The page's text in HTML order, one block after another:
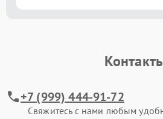
+7 (999) 444-91-72
Свяжитесь с нами любым